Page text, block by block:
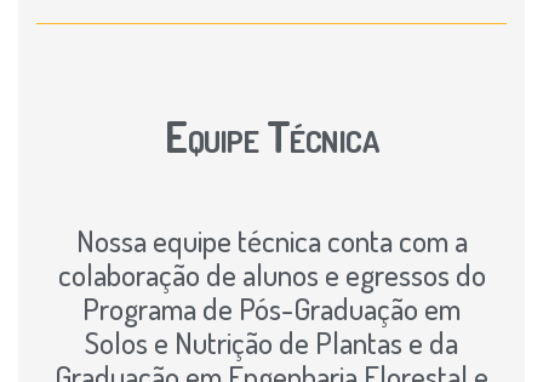
Equipe Técnica
Nossa equipe técnica conta com a
colaboração de alunos e egressos do
Programa de Pós-Graduação em
Solos e Nutrição de Plantas e da